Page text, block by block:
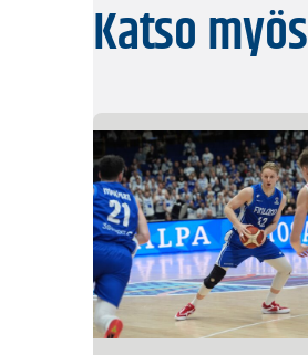
Katso myös